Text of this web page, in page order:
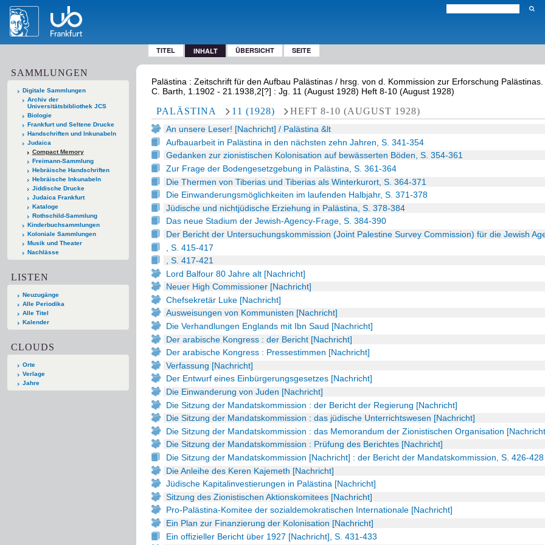
TITEL INHALT ÜBERSICHT SEITE
SAMMLUNGEN
Digitale Sammlungen
Archiv der
Universitätsbibliothek JCS
Biologie
Frankfurt und Seltene Drucke
Handschriften und Inkunabeln
Judaica
Compact Memory
Freimann-Sammlung
Hebräische Handschriften
Hebräische Inkunabeln
Jiddische Drucke
Judaica Frankfurt
Kataloge
Rothschild-Sammlung
Kinderbuchsammlungen
Koloniale Sammlungen
Musik und Theater
Nachlässe
LISTEN
Neuzugänge
Alle Periodika
Alle Titel
Kalender
CLOUDS
Orte
Verlage
Jahre
Palästina : Zeitschrift für den Aufbau Palästinas / hrsg. von d. Kommission zur Erforschung
C. Barth, 1.1902 - 21.1938,2[?] : Jg. 11 (August 1928) Heft 8-10 (August 1928)
PALÄSTINA 11 (1928) HEFT 8-10 (AUGUST 1928)
An unsere Leser! [Nachricht] / Palästina &lt
Aufbauarbeit in Palästina in den nächsten zehn Jahren, S. 341-354
Gedanken zur zionistischen Kolonisation auf bewässerten Böden, S. 354-361
Zur Frage der Bodengesetzgebung in Palästina, S. 361-364
Die Thermen von Tiberias und Tiberias als Winterkurort, S. 364-371
Die Einwanderungsmöglichkeiten im laufenden Halbjahr, S. 371-378
Jüdische und nichtjüdische Erziehung in Palästina, S. 378-384
Das neue Stadium der Jewish-Agency-Frage, S. 384-390
Der Bericht der Untersuchungskommission (Joint Palestine Survey Commission) für die Jewish
, S. 415-417
, S. 417-421
Lord Balfour 80 Jahre alt [Nachricht]
Neuer High Commissioner [Nachricht]
Chefsekretär Luke [Nachricht]
Ausweisungen von Kommunisten [Nachricht]
Die Verhandlungen Englands mit Ibn Saud [Nachricht]
Der arabische Kongress : der Bericht [Nachricht]
Der arabische Kongress : Pressestimmen [Nachricht]
Verfassung [Nachricht]
Der Entwurf eines Einbürgerungsgesetzes [Nachricht]
Die Einwanderung von Juden [Nachricht]
Die Sitzung der Mandatskommission : der Bericht der Regierung [Nachricht]
Die Sitzung der Mandatskommission : das jüdische Unterrichtswesen [Nachricht]
Die Sitzung der Mandatskommission : das Memorandum der Zionistischen Organisation
Die Sitzung der Mandatskommission : Prüfung des Berichtes [Nachricht]
Die Sitzung der Mandatskommission [Nachricht] : der Bericht der Mandatskommission, S. 426-428
Die Anleihe des Keren Kajemeth [Nachricht]
Jüdische Kapitalinvestierungen in Palästina [Nachricht]
Sitzung des Zionistischen Aktionskomitees [Nachricht]
Pro-Palästina-Komitee der sozialdemokratischen Internationale [Nachricht]
Ein Plan zur Finanzierung der Kolonisation [Nachricht]
Ein offizieller Bericht über 1927 [Nachricht], S. 431-433